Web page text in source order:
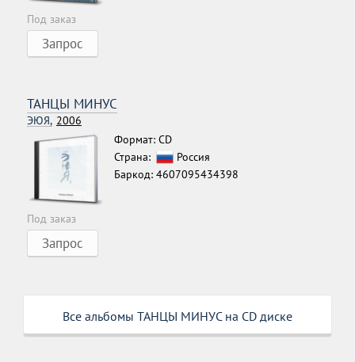
Под заказ
Запрос
ТАНЦЫ МИНУС
ЭЮЯ, 2006
Формат: CD
Страна:
Россия
Баркод: 4607095434398
Под заказ
Запрос
Все альбомы ТАНЦЫ МИНУС на CD диске